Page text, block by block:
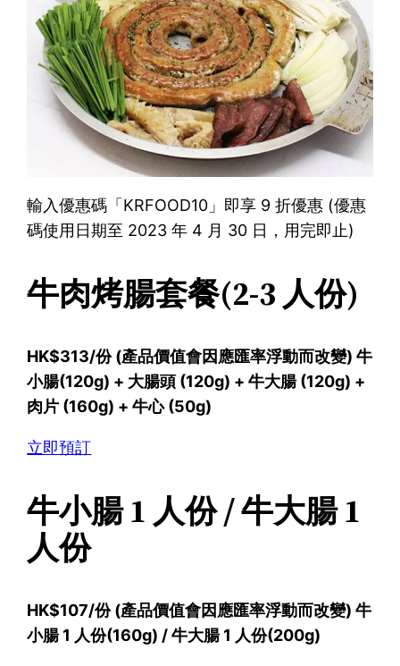
輸入優惠碼「KRFOOD10」即享 9 折優惠 (優惠
碼使用日期至 2023 年 4 月 30 日，用完即止)
牛肉烤腸套餐(2-3 人份)
HK$313/份 (產品價值會因應匯率浮動而改變) 牛
小腸(120g) + 大腸頭 (120g) + 牛大腸 (120g) +
肉片 (160g) + 牛心 (50g)
立即預訂
牛小腸 1 人份 / 牛大腸 1
人份
HK$107/份 (產品價值會因應匯率浮動而改變) 牛
小腸 1 人份(160g) / 牛大腸 1 人份(200g)